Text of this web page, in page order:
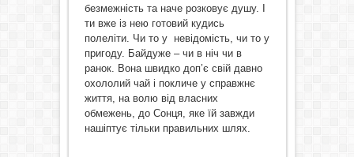
безмежність та наче розковує душу. І
ти вже із нею готовий кудись
полеліти. Чи то у невідомість, чи то у
пригоду. Байдуже – чи в ніч чи в
ранок. Вона швидко доп’є свій давно
охололий чай і покличе у справжнє
життя, на волю від власних
обмежень, до Сонця, яке їй завжди
нашіптує тільки правильних шлях.